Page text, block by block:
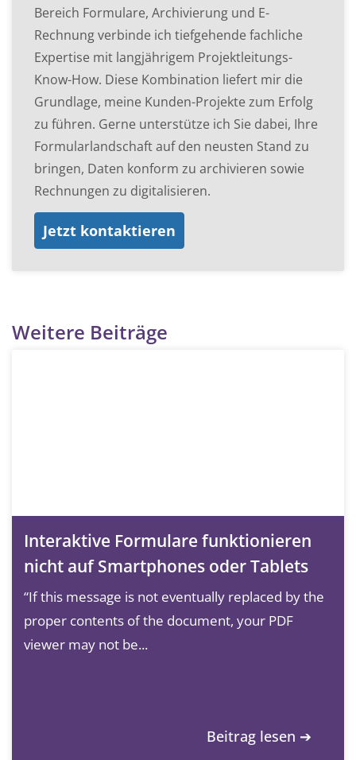
Bereich Formulare, Archivierung und E-
Rechnung verbinde ich tiefgehende fachliche
Expertise mit langjährigem Projektleitungs-
Know-How. Diese Kombination liefert mir die
Grundlage, meine Kunden-Projekte zum Erfolg
zu führen. Gerne unterstütze ich Sie dabei, Ihre
Formularlandschaft auf den neusten Stand zu
bringen, Daten konform zu archivieren sowie
Rechnungen zu digitalisieren.
Jetzt kontaktieren
Weitere Beiträge
Interaktive Formulare funktionieren
nicht auf Smartphones oder Tablets
“If this message is not eventually replaced by the
proper contents of the document, your PDF
viewer may not be...
Beitrag lesen ➔